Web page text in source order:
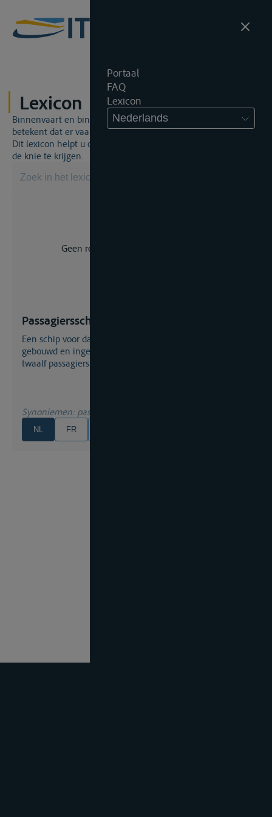
Portaal
FAQ
Lexicon
Nederlands
Lexicon
Binnenvaart en binnenvaartrecht is een unieke wereld. Dat
betekent dat er vaak een specifiek vakjargon gebruikt wordt.
Dit lexicon helpt u om een aantal broodnodige termen onder
de knie te krijgen.
Geen resultaat voor uw zoekopdracht.
Passagiersschip
Een schip voor dagtochten of een hotelschip dat is
gebouwd en ingericht voor het vervoer van meer dan
twaalf passagiers
Synoniemen: passagiersboot
NL FR